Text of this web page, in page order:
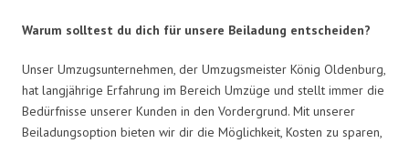
Warum solltest du dich für unsere Beiladung entscheiden?
Unser Umzugsunternehmen, der Umzugsmeister König Oldenburg,
hat langjährige Erfahrung im Bereich Umzüge und stellt immer die
Bedürfnisse unserer Kunden in den Vordergrund. Mit unserer
Beiladungsoption bieten wir dir die Möglichkeit, Kosten zu sparen,